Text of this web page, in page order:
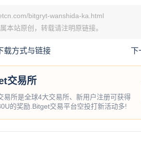
bitgryt-wanshida-ka.html
本站原创，转载请注明原链接。
载方式与链接 下
交易所
易所是全球4大交易所、新用户注册可获得
的奖励.Bitget交易平台空投打新活动多!